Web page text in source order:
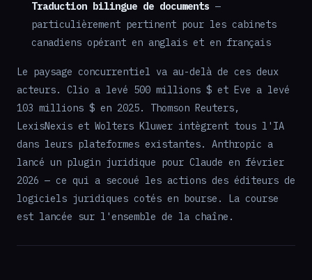
Traduction bilingue de documents —
particulièrement pertinent pour les cabinets
canadiens opérant en anglais et en français
Le paysage concurrentiel va au-delà de ces deux
acteurs. Clio a levé 500 millions $ et Eve a levé
103 millions $ en 2025. Thomson Reuters,
LexisNexis et Wolters Kluwer intègrent tous l'IA
dans leurs plateformes existantes. Anthropic a
lancé un plugin juridique pour Claude en février
2026 — ce qui a secoué les actions des éditeurs de
logiciels juridiques cotés en bourse. La course
est lancée sur l'ensemble de la chaîne.